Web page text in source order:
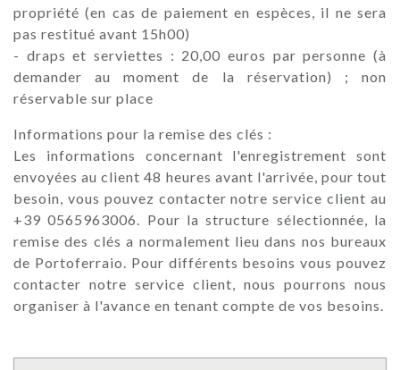
propriété (en cas de paiement en espèces, il ne sera
pas restitué avant 15h00)
- draps et serviettes : 20,00 euros par personne (à
demander au moment de la réservation) ; non
réservable sur place
Informations pour la remise des clés :
Les informations concernant l'enregistrement sont
envoyées au client 48 heures avant l'arrivée, pour tout
besoin, vous pouvez contacter notre service client au
+39 0565963006. Pour la structure sélectionnée, la
remise des clés a normalement lieu dans nos bureaux
de Portoferraio. Pour différents besoins vous pouvez
contacter notre service client, nous pourrons nous
organiser à l'avance en tenant compte de vos besoins.